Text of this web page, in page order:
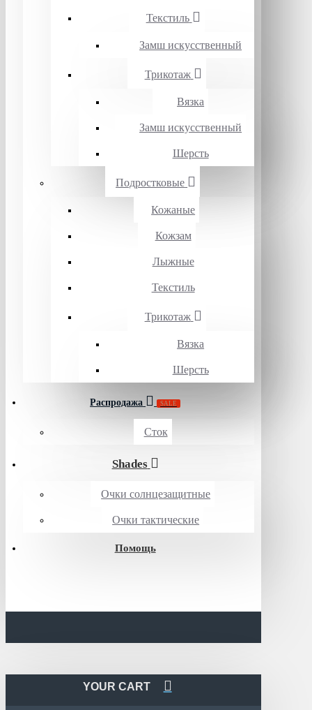
Текстиль
Замш искусственный
Трикотаж
Вязка
Замш искусственный
Шерсть
Подростковые
Кожаные
Кожзам
Лыжные
Текстиль
Трикотаж
Вязка
Шерсть
Распродажа SALE
Сток
Shades
Очки солнцезащитные
Очки тактические
Помощь
YOUR CART